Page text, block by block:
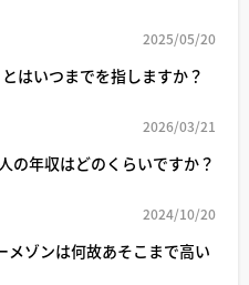
2025/05/20
はいつまでを指しますか？
2026/03/21
の年収はどのくらいですか？
2024/10/20
メゾンは何故あそこまで高い